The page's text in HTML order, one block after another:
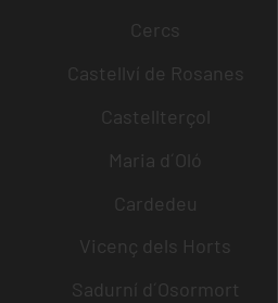
Cercs
Castellví de Rosanes
Castellterçol
Maria d´Oló
Cardedeu
Vicenç dels Horts
Sadurní d´Osormort